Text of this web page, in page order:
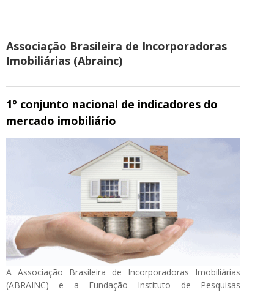
Associação Brasileira de Incorporadoras
Imobiliárias (Abrainc)
1º conjunto nacional de indicadores do
mercado imobiliário
A Associação Brasileira de Incorporadoras Imobiliárias
(ABRAINC) e a Fundação Instituto de Pesquisas